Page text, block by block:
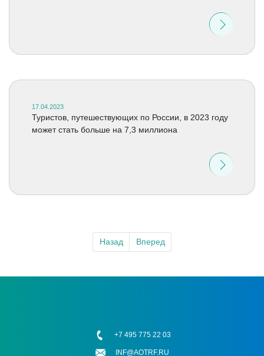
17.04.2023
Туристов, путешествующих по России, в 2023 году
может стать больше на 7,3 миллиона
Назад Вперед
+7 495 775 22 03
INF@AOTRF.RU